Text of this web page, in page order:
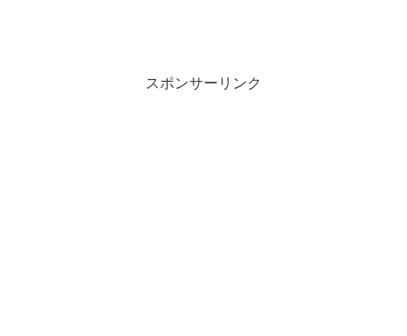
スポンサーリンク